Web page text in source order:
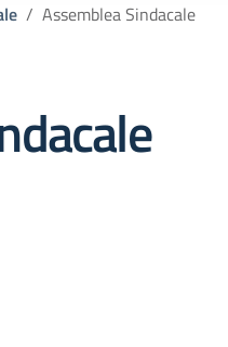
Assemblea Sindacale